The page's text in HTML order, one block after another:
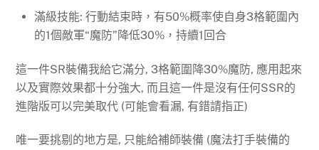
滿級技能: 行動結束時，有50%概率使自身3格範圍內
的1個敵軍“魔防”降低30%，持續1回合
這一件SR裝備我給它滿分, 3格範圍降30%魔防, 應用起來
以及實際效果都十分強大, 而且這一件是沒有任何SSR的
進階版可以完美取代 (可能會看漏, 有錯請指正)
唯一要挑剔的地方是, 只能給補師裝備 (魔法打手裝備的